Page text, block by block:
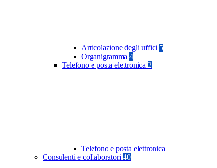
Articolazione degli uffici 5
Organigramma 4
Telefono e posta elettronica 2
Telefono e posta elettronica
Consulenti e collaboratori 40